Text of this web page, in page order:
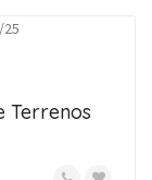
Terrenos